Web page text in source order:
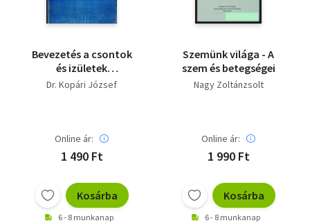
Bevezetés a csontok
és izületek
megbetegedéseinek
Dr. Kopári József
Online ár:
1 490 Ft
Kosárba
6 - 8 munkanap
Szemünk világa - A
szem és betegségei
Nagy Zoltánzsolt
Online ár:
1 990 Ft
Kosárba
6 - 8 munkanap